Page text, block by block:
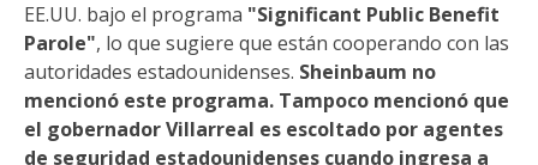
EE.UU. bajo el programa "Significant Public Benefit
Parole", lo que sugiere que están cooperando con las
autoridades estadounidenses. Sheinbaum no
mencionó este programa. Tampoco mencionó que
el gobernador Villarreal es escoltado por agentes
de seguridad estadounidenses cuando ingresa a